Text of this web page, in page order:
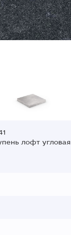
лофт угловая